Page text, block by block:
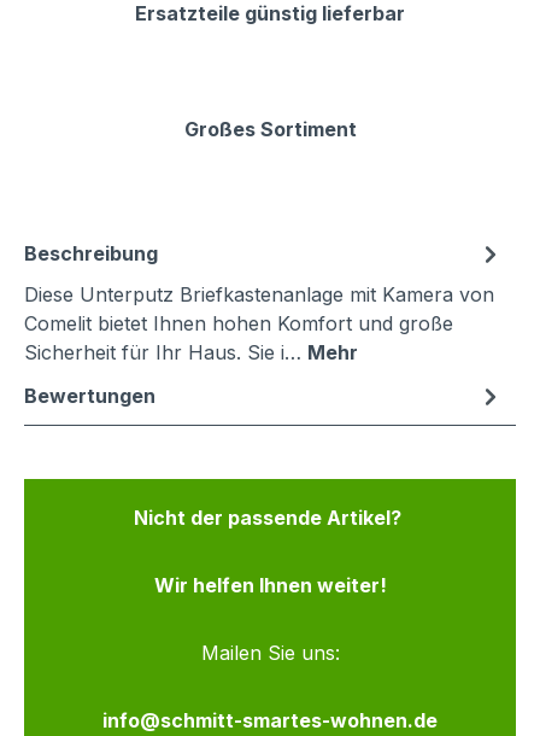
Ersatzteile günstig lieferbar
Großes Sortiment
Beschreibung
Diese Unterputz Briefkastenanlage mit Kamera von
Comelit bietet Ihnen hohen Komfort und große
Sicherheit für Ihr Haus. Sie i… Mehr
Bewertungen
Nicht der passende Artikel?
Wir helfen Ihnen weiter!
Mailen Sie uns:
info@schmitt-smartes-wohnen.de